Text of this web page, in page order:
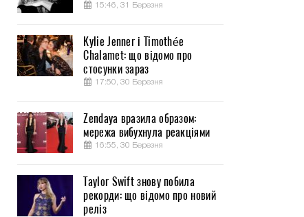
15:46, 31 Березня
Kylie Jenner і Timothée
Chalamet: що відомо про
стосунки зараз
17:50, 30 Березня
Zendaya вразила образом:
мережа вибухнула реакціями
16:55, 30 Березня
Taylor Swift знову побила
рекорди: що відомо про новий
реліз